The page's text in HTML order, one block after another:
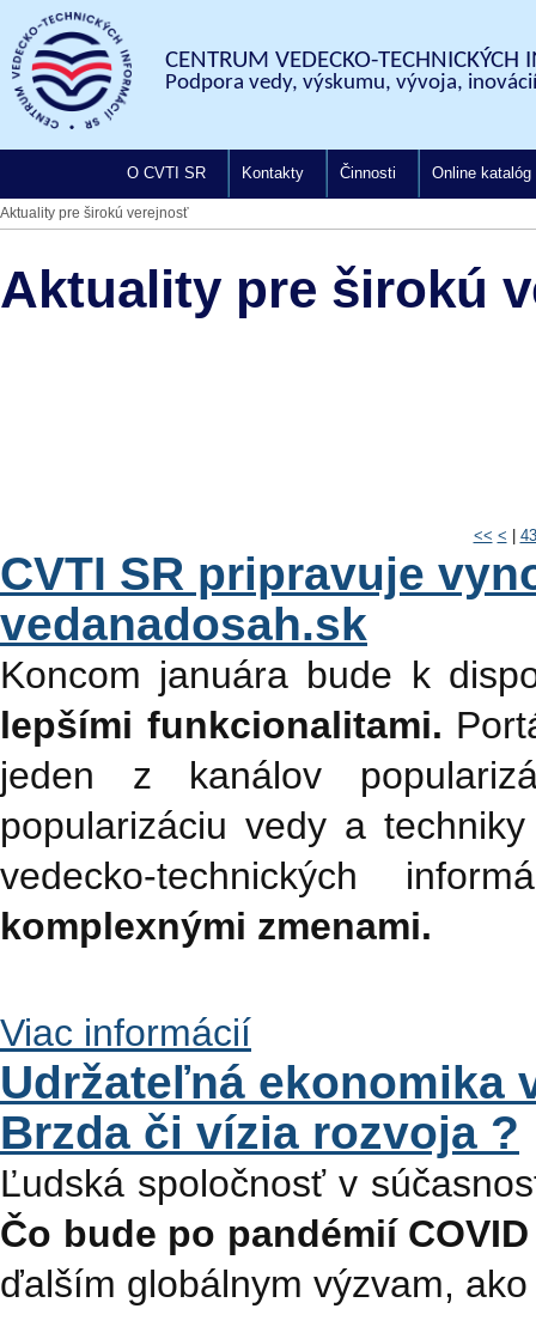
CENTRUM VEDECKO-TECHNICKÝCH
Podpora vedy, výskumu, vývoja,
O CVTI SR Kontakty Činnosti Online katalóg
Aktuality pre širokú verejnosť
Aktuality pre širokú
<< < 43
CVTI SR pripravuje
vedanadosah.sk
Koncom januára bude k
lepšími funkcionalitami.
jeden z kanálov
popularizáciu vedy a
vedecko-technických
komplexnými zmenami.
Viac informácií
Udržateľná ekonomika
Brzda či vízia rozvoja ?
Ľudská spoločnosť v
Čo bude po pandémií
ďalším globálnym výzvam,